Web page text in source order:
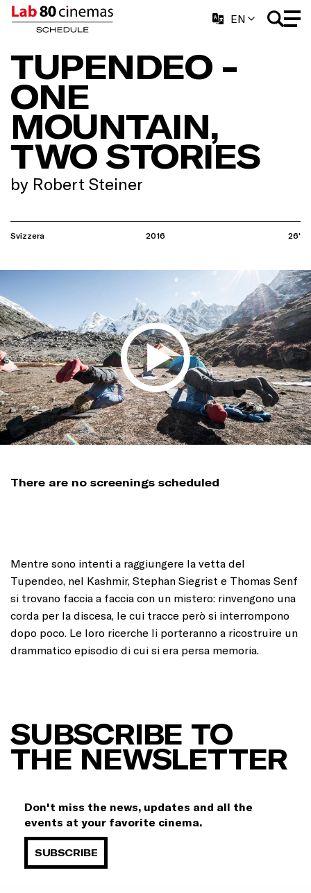
EN
TUPENDEO -
ONE
MOUNTAIN,
TWO STORIES
by Robert Steiner
Svizzera 2016 26'
There are no screenings scheduled
Mentre sono intenti a raggiungere la vetta del
Tupendeo, nel Kashmir, Stephan Siegrist e Thomas Senf
si trovano faccia a faccia con un mistero: rinvengono una
corda per la discesa, le cui tracce però si interrompono
dopo poco. Le loro ricerche li porteranno a ricostruire un
drammatico episodio di cui si era persa memoria.
SUBSCRIBE TO
THE NEWSLETTER
Don't miss the news, updates and all the
events at your favorite cinema.
SUBSCRIBE